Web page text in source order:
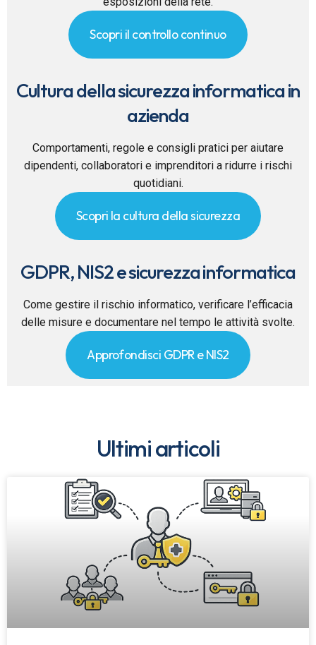
Scopri il controllo continuo
Cultura della sicurezza informatica in
azienda
Comportamenti, regole e consigli pratici per aiutare
dipendenti, collaboratori e imprenditori a ridurre i rischi
quotidiani.
Scopri la cultura della sicurezza
GDPR, NIS2 e sicurezza informatica
Come gestire il rischio informatico, verificare l’efficacia
delle misure e documentare nel tempo le attività svolte.
Approfondisci GDPR e NIS2
Ultimi articoli